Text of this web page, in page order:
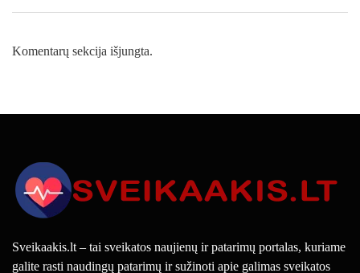
Komentarų sekcija išjungta.
Sveikaakis.lt – tai sveikatos naujienų ir patarimų portalas, kuriame
galite rasti naudingų patarimų ir sužinoti apie galimas sveikatos